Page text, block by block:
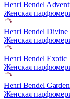
Henri Bendel
Женская
Henri Bendel Divine
Женская
Henri Bendel Exotic
Женская
Henri Bendel
Женская